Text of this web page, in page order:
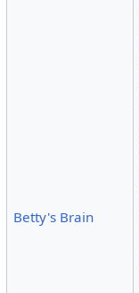
Betty's Brain